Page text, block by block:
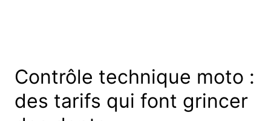
Contrôle technique moto :
des tarifs qui font grincer